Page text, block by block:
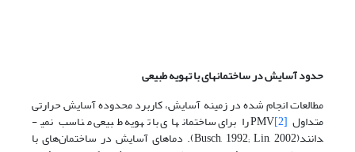
حدود آسایش در ساختمان­های با تهویه طبیعی
مطالعات انجام شده در زمینه آسایش، کاربرد محدوده آسایش حرارتی
متداول PMV [2] را برای ساختمان­های با تهویه طبیعی مناسب نمی­
دانند(Busch, 1992; Lin, 2002). دماهای آسایش در ساختمان‌های با